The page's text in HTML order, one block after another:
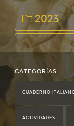
2023
2022
2021
CATEGORÍAS
CUADERNO
ACTIVIDADES